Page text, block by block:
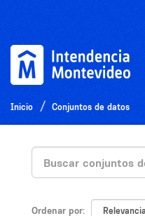
Inicio Conjuntos de datos
Ordenar por